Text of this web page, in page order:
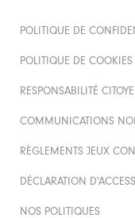
POLITIQUE DE
POLITIQUE DE COOKIES
RESPONSABILITÉ
COMMUNICATIONS
RÈGLEMENTS JEUX
DÉCLARATION
NOS POLITIQUES